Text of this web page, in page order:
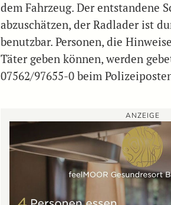
dem Fahrzeug. Der entstandene
abzuschätzen, der Radlader ist
benutzbar. Personen, die
Täter geben können, werden
07562/97655-0 beim
ANZEIGE